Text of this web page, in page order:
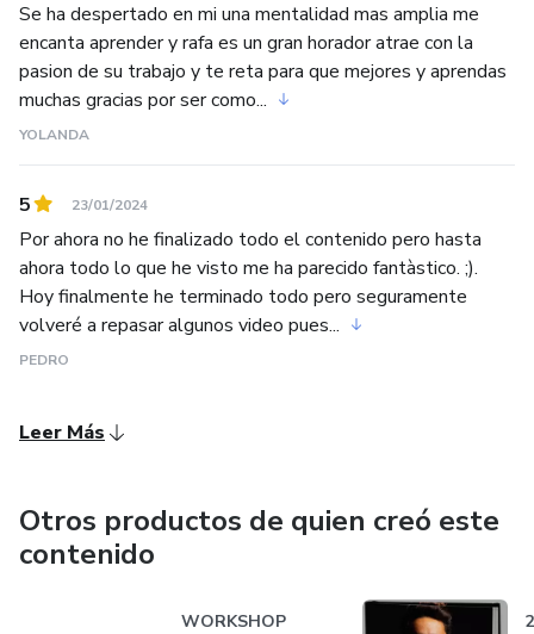
Se ha despertado en mi una mentalidad mas amplia me
encanta aprender y rafa es un gran horador atrae con la
pasion de su trabajo y te reta para que mejores y aprendas
muchas gracias por ser como...
YOLANDA
5 23/01/2024
Por ahora no he finalizado todo el contenido pero hasta
ahora todo lo que he visto me ha parecido fantàstico. ;).
Hoy finalmente he terminado todo pero seguramente
volveré a repasar algunos video pues...
PEDRO
Leer Más
Otros productos de quien creó este
contenido
WORKSHOP